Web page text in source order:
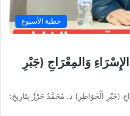
خطبة الأسبوع
وَالمِعْرَاجِ (جَبْرِ
(جَبْرِ الْخَوَاطِرِ) د. مُحَمَّدٌ حَرْزٌ بِتَارِيخِ: